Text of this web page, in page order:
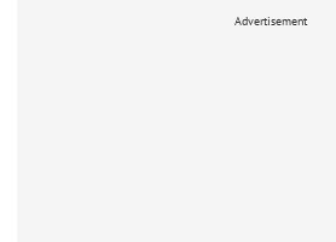
Advertisement